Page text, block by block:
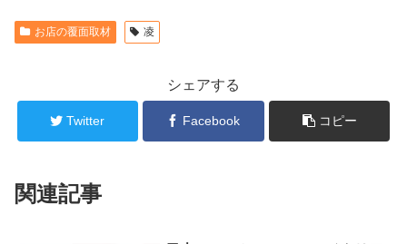
お店の覆面取材 凌
シェアする
Twitter Facebook コピー
関連記事